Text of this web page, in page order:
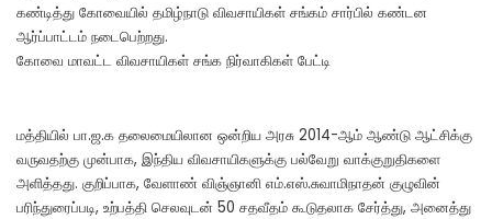
கண்டித்து கோவையில் தமிழ்நாடு விவசாயிகள் சங்கம் சார்பில் கண்டன
ஆர்ப்பாட்டம் நடைபெற்றது.
கோவை மாவட்ட விவசாயிகள் சங்க நிர்வாகிகள் பேட்டி
மத்தியில் பா.ஜ.க தலைமையிலான ஒன்றிய அரசு 2014-ஆம் ஆண்டு ஆட்சிக்கு
வருவதற்கு முன்பாக, இந்திய விவசாயிகளுக்கு பல்வேறு வாக்குறுதிகளை
அளித்தது. குறிப்பாக, வேளாண் விஞ்ஞானி எம்.எஸ்.சுவாமிநாதன் குழுவின்
பரிந்துரைப்படி, உற்பத்தி செலவுடன் 50 சதவீதம் கூடுதலாக சேர்த்து, அனைத்து